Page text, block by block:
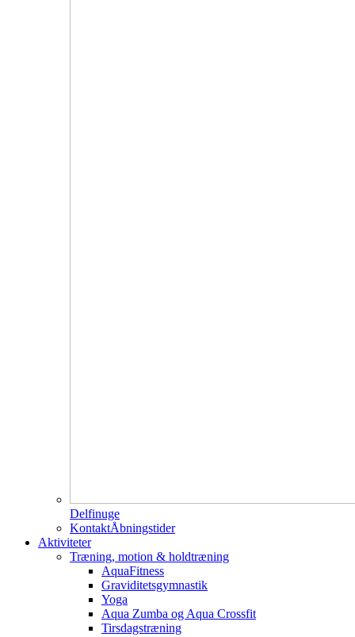
Delfinuge
KontaktÅbningstider
Aktiviteter
Træning, motion & holdtræning
AquaFitness
Graviditetsgymnastik
Yoga
Aqua Zumba og Aqua Crossfit
Tirsdagstræning